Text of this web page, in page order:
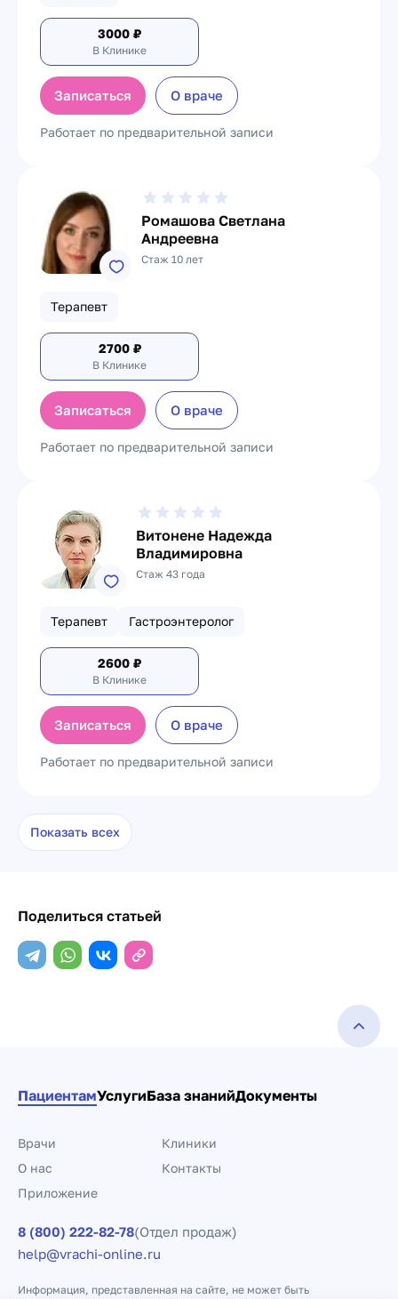
3000 ₽
В Клинике
Записаться О враче
Работает по предварительной записи
Ромашова Светлана
Андреевна
Стаж 10 лет
Терапевт
2700₽
В Клинике
Записаться О враче
Работает по предварительной записи
Витонене Надежда
Владимировна
Стаж 43 года
Терапевт Гастроэнтеролог
2600 ₽
В Клинике
Записаться О враче
Работает по предварительной записи
Показать всех
Поделиться статьей
ПациентамУслугиБаза знанийДокументы
Врачи
Клиники
О нас
Контакты
Приложение
8 (800) 222-82-78(Отдел продаж)
help@vrachi-online.ru
Информация, представленная на сайте, не может быть